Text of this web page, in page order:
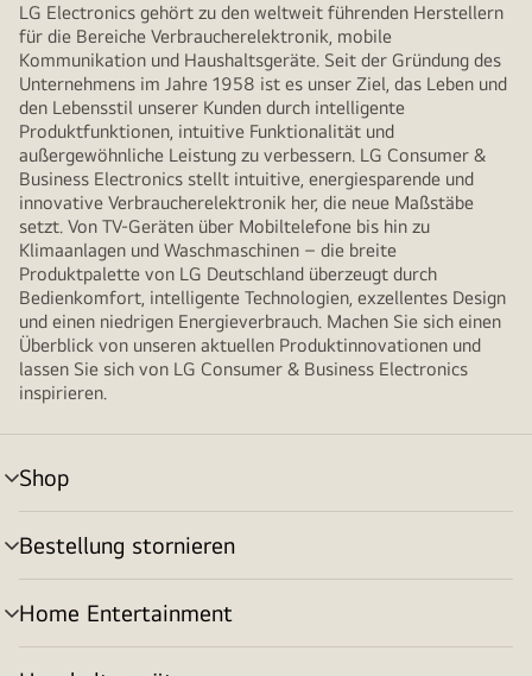
LG Electronics gehört zu den weltweit führenden Herstellern
für die Bereiche Verbraucherelektronik, mobile
Kommunikation und Haushaltsgeräte. Seit der Gründung des
Unternehmens im Jahre 1958 ist es unser Ziel, das Leben und
den Lebensstil unserer Kunden durch intelligente
Produktfunktionen, intuitive Funktionalität und
außergewöhnliche Leistung zu verbessern. LG Consumer &
Business Electronics stellt intuitive, energiesparende und
innovative Verbraucherelektronik her, die neue Maßstäbe
setzt. Von TV-Geräten über Mobiltelefone bis hin zu
Klimaanlagen und Waschmaschinen – die breite
Produktpalette von LG Deutschland überzeugt durch
Bedienkomfort, intelligente Technologien, exzellentes Design
und einen niedrigen Energieverbrauch. Machen Sie sich einen
Überblick von unseren aktuellen Produktinnovationen und
lassen Sie sich von LG Consumer & Business Electronics
inspirieren.
Shop
Menü
umschalten
Bestellung stornieren
Menü
umschalten
Home Entertainment
Menü
umschalten